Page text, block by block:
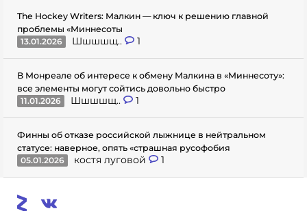
The Hockey Writers: Малкин — ключ к решению главной
проблемы «Миннесоты
13.01.2026
Шшшшщ.. 1
В Монреале об интересе к обмену Малкина в «Миннесоту»:
все элементы могут сойтись довольно быстро
11.01.2026
Шшшшщ.. 1
Финны об отказе российской лыжнице в нейтральном
статусе: наверное, опять «страшная русофобия
05.01.2026
костя луговой 1